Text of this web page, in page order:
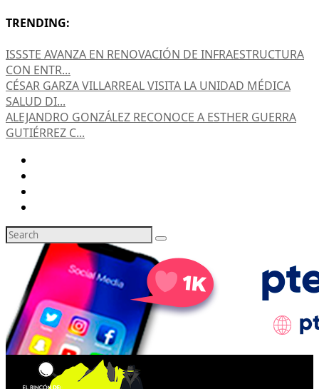
TRENDING:
ISSSTE AVANZA EN RENOVACIÓN DE INFRAESTRUCTURA
CON ENTR...
CÉSAR GARZA VILLARREAL VISITA LA UNIDAD MÉDICA
SALUD DI...
ALEJANDRO GONZÁLEZ RECONOCE A ESTHER GUERRA
GUTIÉRREZ C...